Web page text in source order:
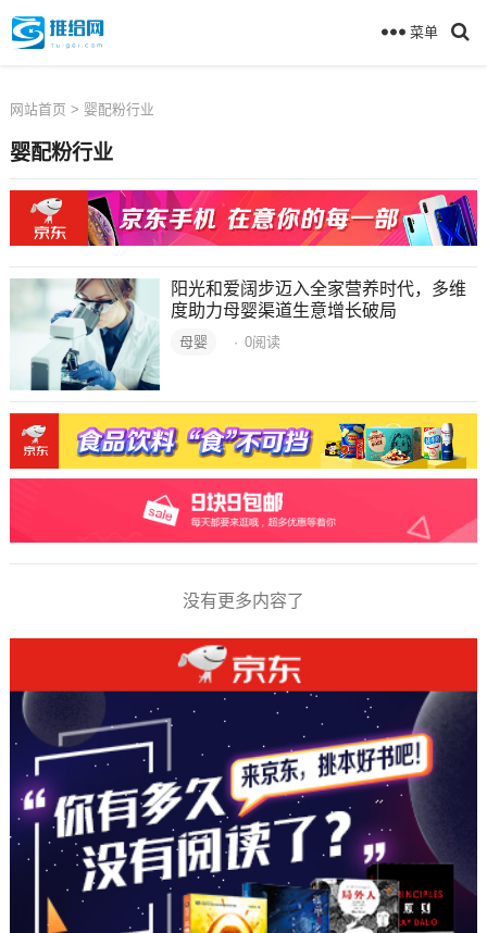
菜单
网站首页 > 婴配粉行业
婴配粉行业
阳光和爱阔步迈入全家营养时代，多维
度助力母婴渠道生意增长破局
母婴 · 0阅读
没有更多内容了